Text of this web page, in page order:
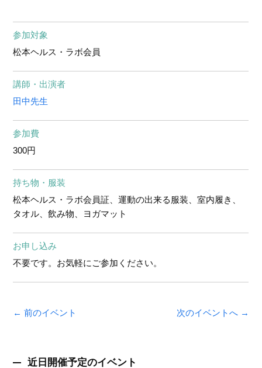
参加対象
松本ヘルス・ラボ会員
講師・出演者
田中先生
参加費
300円
持ち物・服装
松本ヘルス・ラボ会員証、運動の出来る服装、室内履き、
タオル、飲み物、ヨガマット
お申し込み
不要です。お気軽にご参加ください。
← 前のイベント 次のイベントへ →
近日開催予定のイベント